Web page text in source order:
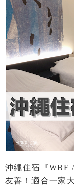
沖繩住宿『WBF
友善！適合一家